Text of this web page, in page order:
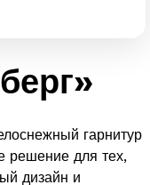
гарнитур
решение для тех,
дизайн и